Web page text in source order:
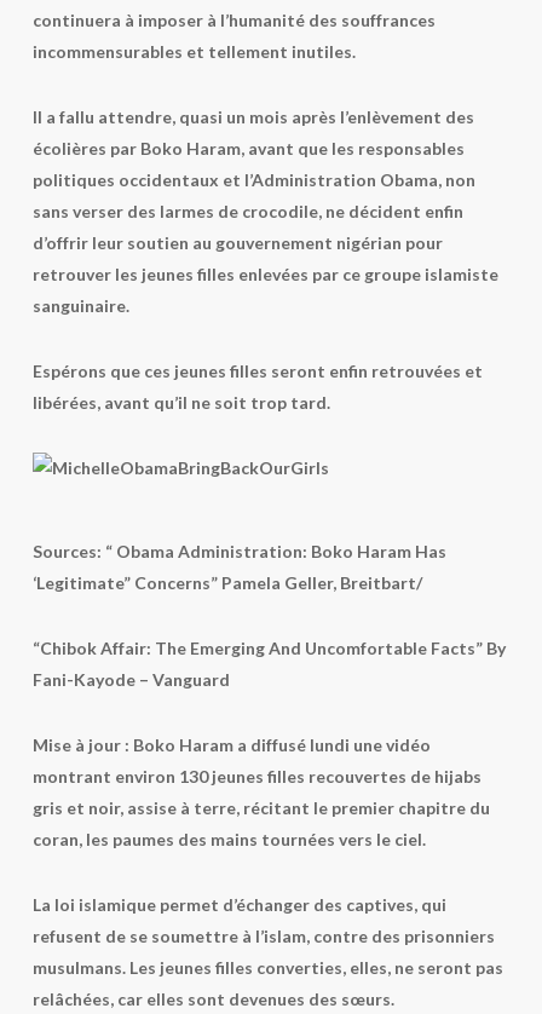
continuera à imposer à l’humanité des souffrances
incommensurables et tellement inutiles.
Il a fallu attendre, quasi un mois après l’enlèvement des
écolières par Boko Haram, avant que les responsables
politiques occidentaux et l’Administration Obama, non
sans verser des larmes de crocodile, ne décident enfin
d’offrir leur soutien au gouvernement nigérian pour
retrouver les jeunes filles enlevées par ce groupe islamiste
sanguinaire.
Espérons que ces jeunes filles seront enfin retrouvées et
libérées, avant qu’il ne soit trop tard.
Sources: “ Obama Administration: Boko Haram Has
‘Legitimate” Concerns” Pamela Geller, Breitbart/
“Chibok Affair: The Emerging And Uncomfortable Facts” By
Fani-Kayode – Vanguard
Mise à jour : Boko Haram a diffusé lundi une vidéo
montrant environ 130 jeunes filles recouvertes de hijabs
gris et noir, assise à terre, récitant le premier chapitre du
coran, les paumes des mains tournées vers le ciel.
La loi islamique permet d’échanger des captives, qui
refusent de se soumettre à l’islam, contre des prisonniers
musulmans. Les jeunes filles converties, elles, ne seront pas
relâchées, car elles sont devenues des sœurs.